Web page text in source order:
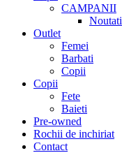
CAMPANII
Noutati
Outlet
Femei
Barbati
Copii
Copii
Fete
Baieti
Pre-owned
Rochii de inchiriat
Contact